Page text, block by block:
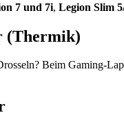
7 und 7i, Legion Slim
(Thermik)
Beim Gaming-